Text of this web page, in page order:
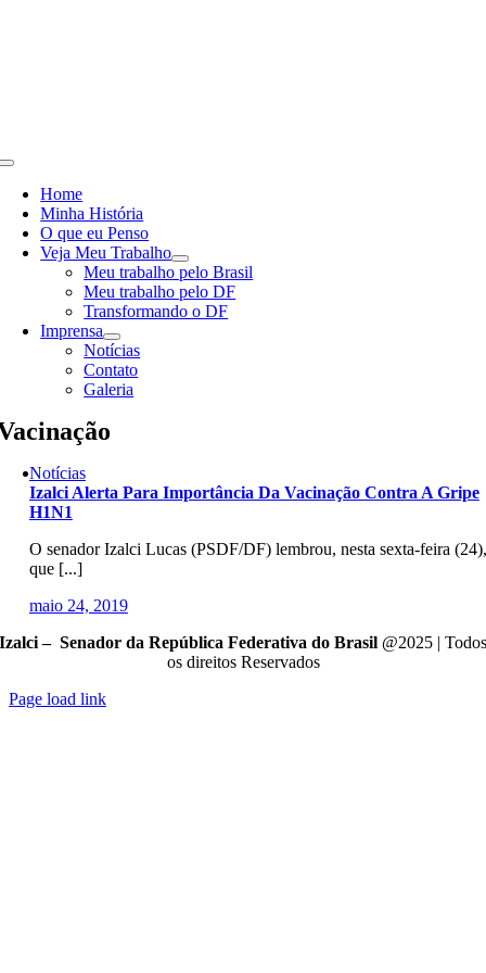
Toggle
NavigationHome
Minha História
O que eu Penso
Veja Meu Trabalho
Meu trabalho pelo Brasil
Meu trabalho pelo DF
Transformando o DF
Imprensa
Notícias
Contato
Galeria
Notícias
Izalci Alerta Para Importância Da Vacinação Contra A Gripe
H1N1
O senador Izalci Lucas (PSDF/DF) lembrou, nesta sexta-feira (24),
que [...]
maio 24, 2019
Izalci – Senador da República Federativa do Brasil @2025 | Todos
os direitos Reservados
Page load link